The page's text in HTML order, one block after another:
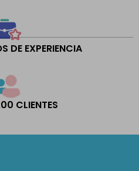
DE EXPERIENCIA
CLIENTES